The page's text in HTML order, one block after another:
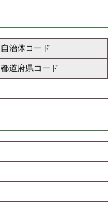
自治体コード
都道府県コード